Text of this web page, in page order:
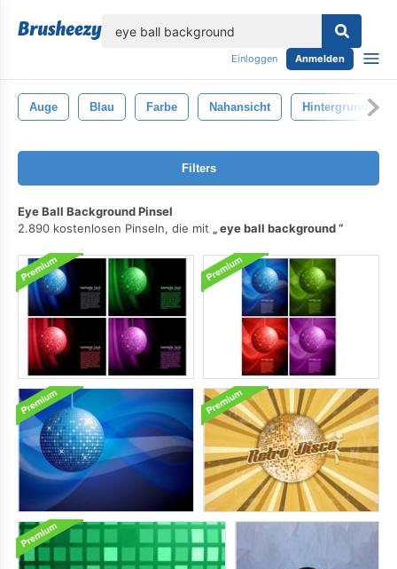
Einloggen Anmelden
Auge Blau Farbe Nahansicht Hintergrund
Filters
Eye Ball Background Pinsel
2.890 kostenlosen Pinseln, die mit
eye ball background